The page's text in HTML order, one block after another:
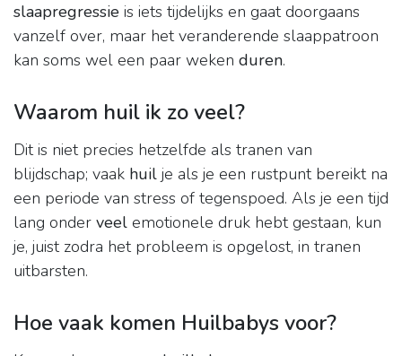
slaapregressie is iets tijdelijks en gaat doorgaans
vanzelf over, maar het veranderende slaappatroon
kan soms wel een paar weken duren.
Waarom huil ik zo veel?
Dit is niet precies hetzelfde als tranen van
blijdschap; vaak huil je als je een rustpunt bereikt na
een periode van stress of tegenspoed. Als je een tijd
lang onder veel emotionele druk hebt gestaan, kun
je, juist zodra het probleem is opgelost, in tranen
uitbarsten.
Hoe vaak komen Huilbabys voor?